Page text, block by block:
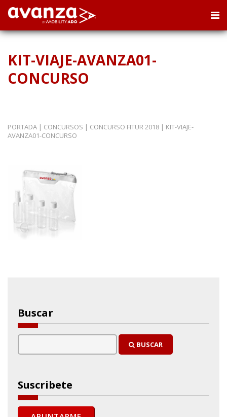
KIT-VIAJE-AVANZA01-
CONCURSO
PORTADA | CONCURSOS | CONCURSO FITUR 2018 | KIT-VIAJE-
AVANZA01-CONCURSO
Buscar
BUSCAR
Suscribete